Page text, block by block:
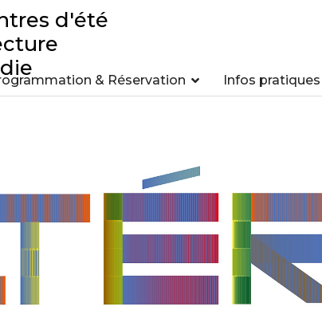
d'été
& Réservation Infos pratiques